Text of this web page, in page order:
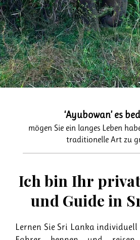
‘Ayubowan’ es
mögen Sie ein langes Leben
traditionelle Art zu
Ich bin Ihr
und Guide in
Lernen Sie Sri Lanka